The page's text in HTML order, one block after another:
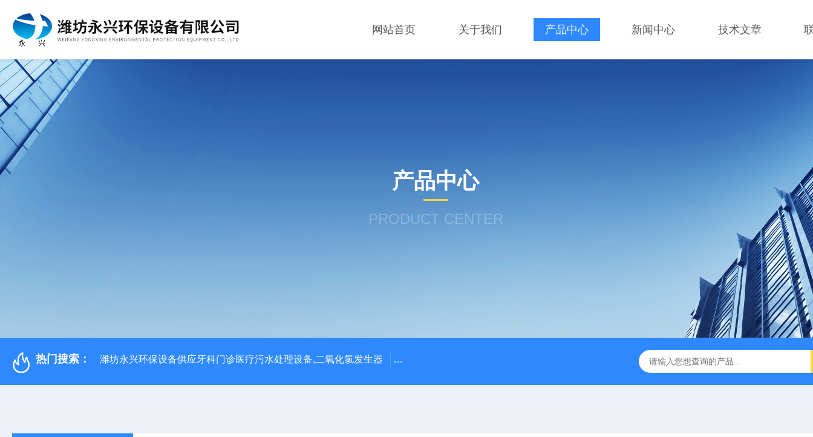
网站首页 关于我们 产品中心 新闻中心 技术文章
产品中心
PRODUCT CENTER
热门搜索： 潍坊永兴环保设备供应牙科门诊医疗污水处理设备,二氧化氯发生器 潍坊永兴环保设备公司供应四川成都一体化污水处理设备 电解法次氯酸钠发生器 二氧化氯发